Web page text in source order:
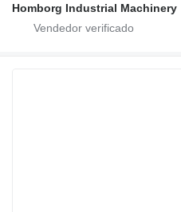
Homborg Industrial Machinery